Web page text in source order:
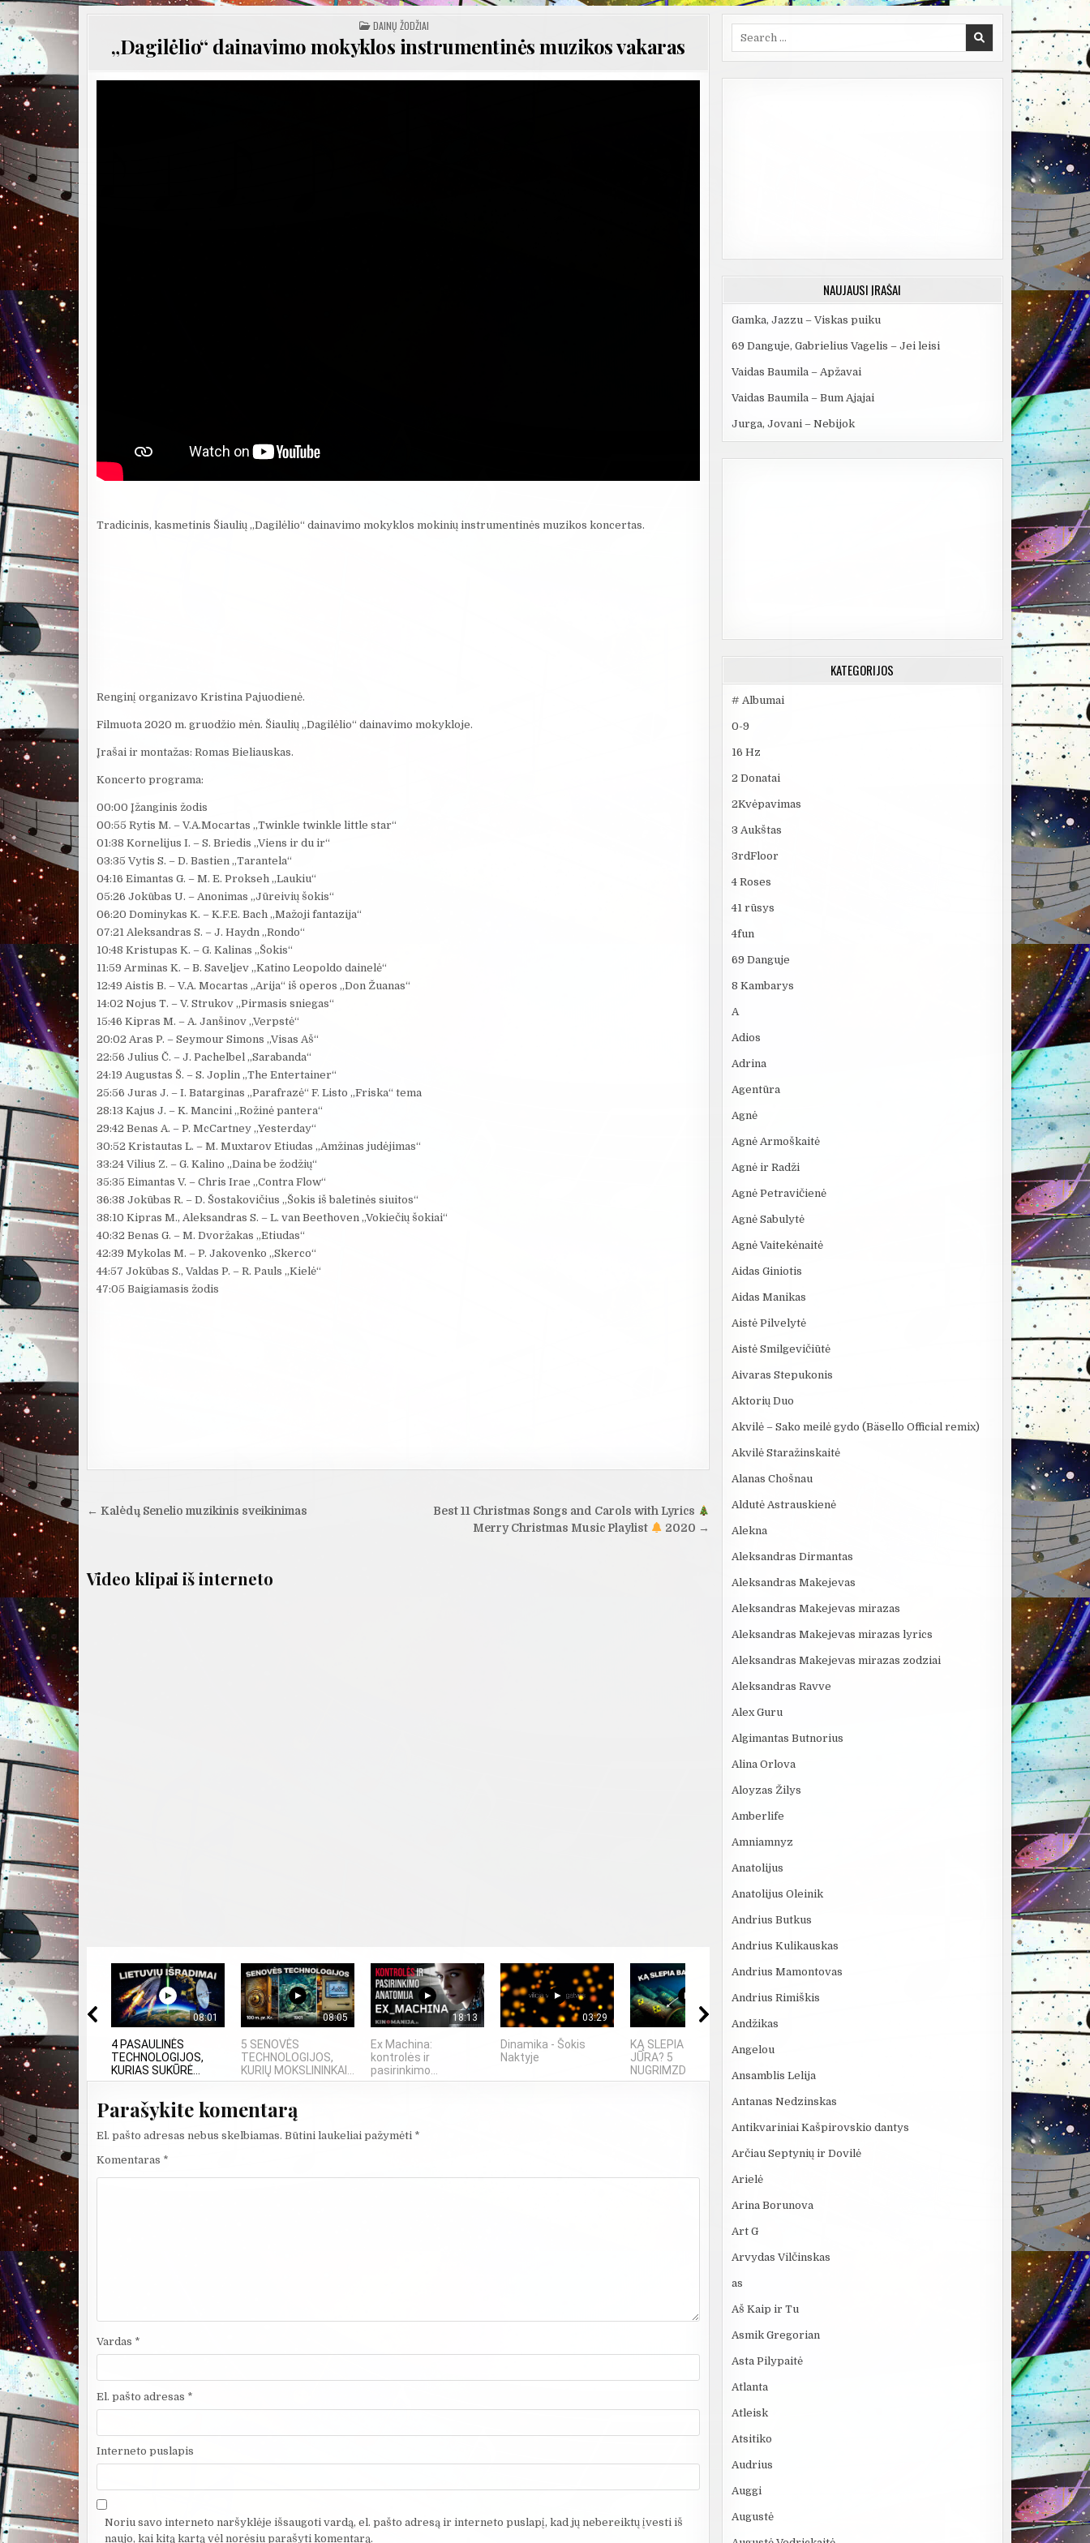
POSTED
IN
DAINŲ ŽODŽIAI
„Dagilėlio“ dainavimo mokyklos instrumentinės muzikos vakaras
Tradicinis, kasmetinis Šiaulių „Dagilėlio“ dainavimo mokyklos mokinių instrumentinės muzikos koncertas.
Renginį organizavo Kristina Pajuodienė.
Filmuota 2020 m. gruodžio mėn. Šiaulių „Dagilėlio“ dainavimo mokykloje.
Įrašai ir montažas: Romas Bieliauskas.
Koncerto programa:
00:00 Įžanginis žodis
00:55 Rytis M. – V.A.Mocartas „Twinkle twinkle little star“
01:38 Kornelijus I. – S. Briedis „Viens ir du ir“
03:35 Vytis S. – D. Bastien „Tarantela“
04:16 Eimantas G. – M. E. Prokseh „Laukiu“
05:26 Jokūbas U. – Anonimas „Jūreivių šokis“
06:20 Dominykas K. – K.F.E. Bach „Mažoji fantazija“
07:21 Aleksandras S. – J. Haydn „Rondo“
10:48 Kristupas K. – G. Kalinas „Šokis“
11:59 Arminas K. – B. Saveljev „Katino Leopoldo dainelė“
12:49 Aistis B. – V.A. Mocartas „Arija“ iš operos „Don Žuanas“
14:02 Nojus T. – V. Strukov „Pirmasis sniegas“
15:46 Kipras M. – A. Janšinov „Verpstė“
20:02 Aras P. – Seymour Simons „Visas Aš“
22:56 Julius Č. – J. Pachelbel „Sarabanda“
24:19 Augustas Š. – S. Joplin „The Entertainer“
25:56 Juras J. – I. Batarginas „Parafrazė“ F. Listo „Friska“ tema
28:13 Kajus J. – K. Mancini „Rožinė pantera“
29:42 Benas A. – P. McCartney „Yesterday“
30:52 Kristautas L. – M. Muxtarov Etiudas „Amžinas judėjimas“
33:24 Vilius Z. – G. Kalino „Daina be žodžių“
35:35 Eimantas V. – Chris Irae „Contra Flow“
36:38 Jokūbas R. – D. Šostakovičius „Šokis iš baletinės siuitos“
38:10 Kipras M., Aleksandras S. – L. van Beethoven „Vokiečių šokiai“
40:32 Benas G. – M. Dvoržakas „Etiudas“
42:39 Mykolas M. – P. Jakovenko „Skerco“
44:57 Jokūbas S., Valdas P. – R. Pauls „Kielė“
47:05 Baigiamasis žodis
Navigacija
Best 11 Christmas Songs and Carols with Lyrics
Merry Christmas Music Playlist
2020 →
← Kalėdų Senelio muzikinis sveikinimas
Video klipai iš interneto
08:01
4 PASAULINĖS
TECHNOLOGIJOS,
KURIAS SUKŪRĖ...
08:05
5 SENOVĖS
TECHNOLOGIJOS,
KURIŲ MOKSLININKAI...
18:13
Ex Machina:
kontrolės ir
pasirinkimo...
03:29
Dinamika - Šokis
Naktyje
06:39
KĄ SLEPIA BALTIJOS
JŪRA? 5
NUGRIMZDUSIOS...
Se7en – kai tamsa
tampa meno kūriniu
KAMUOLINIS
MĮSLINGA
PASLAPTIS
Parašykite komentarą
El. pašto adresas nebus skelbiamas. Būtini laukeliai pažymėti *
Komentaras *
Vardas *
El. pašto adresas *
Interneto puslapis
Noriu savo interneto naršyklėje išsaugoti vardą, el. pašto adresą ir interneto puslapį, kad jų nebereiktų įvesti iš
naujo, kai kitą kartą vėl norėsiu parašyti komentarą.
NAUJAUSI ĮRAŠAI
Gamka, Jazzu – Viskas puiku
69 Danguje, Gabrielius Vagelis – Jei leisi
Vaidas Baumila – Apžavai
Vaidas Baumila – Bum Ajajai
Jurga, Jovani – Nebijok
KATEGORIJOS
# Albumai
0-9
16 Hz
2 Donatai
2Kvėpavimas
3 Aukštas
3rdFloor
4 Roses
41 rūsys
4fun
69 Danguje
8 Kambarys
A
Adios
Adrina
Agentūra
Agnė
Agnė Armoškaitė
Agnė ir Radži
Agnė Petravičienė
Agnė Sabulytė
Agnė Vaitekėnaitė
Aidas Giniotis
Aidas Manikas
Aistė Pilvelytė
Aistė Smilgevičiūtė
Aivaras Stepukonis
Aktorių Duo
Akvilė – Sako meilė gydo (Bäsello Official remix)
Akvilė Staražinskaitė
Alanas Chošnau
Aldutė Astrauskienė
Alekna
Aleksandras Dirmantas
Aleksandras Makejevas
Aleksandras Makejevas mirazas
Aleksandras Makejevas mirazas lyrics
Aleksandras Makejevas mirazas zodziai
Aleksandras Ravve
Alex Guru
Algimantas Butnorius
Alina Orlova
Aloyzas Žilys
Amberlife
Amniamnyz
Anatolijus
Anatolijus Oleinik
Andrius Butkus
Andrius Kulikauskas
Andrius Mamontovas
Andrius Rimiškis
Andžikas
Angelou
Ansamblis Lelija
Antanas Nedzinskas
Antikvariniai Kašpirovskio dantys
Arčiau Septynių ir Dovilė
Arielė
Arina Borunova
Art G
Arvydas Vilčinskas
as
Aš Kaip ir Tu
Asmik Gregorian
Asta Pilypaitė
Atlanta
Atleisk
Atsitiko
Audrius
Auggi
Augustė